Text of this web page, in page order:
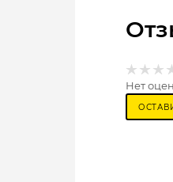
Нет